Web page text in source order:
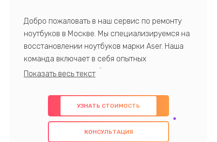
Добро пожаловать в наш сервис по ремонту
ноутбуков в Москве. Мы специализируемся на
восстановлении ноутбуков марки Aser. Наша
команда включает в себя опытных
профессионалов с обширными знаниями и
предлагаем быстрый и качественный ремонт с
использованием оригинальных компонентов, а
также гарантируем качество всех
проведенных работ. Наша цель - предоставить
УЗНАТЬ СТОИМОСТЬ
КОНСУЛЬТАЦИЯ